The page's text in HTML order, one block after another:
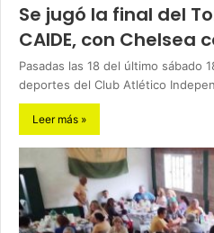
Se jugó la final del
CAIDE, con Chelsea
Pasadas las 18 del último sábado
deportes del Club Atlético
Leer más »